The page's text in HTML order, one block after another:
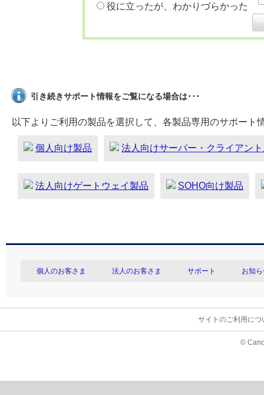
役に立ったが、わかりづらかった
引き続きサポート情報をご覧になる場合は･･･
以下よりご利用の製品を選択して、各製品専用のサポート
個人向け製品 法人向けサーバー・クライアン
法人向けゲートウェイ製品 SOHO向け製品
個人のお客さま 法人のお客さま サポート お知
サイトのご利用につ
©